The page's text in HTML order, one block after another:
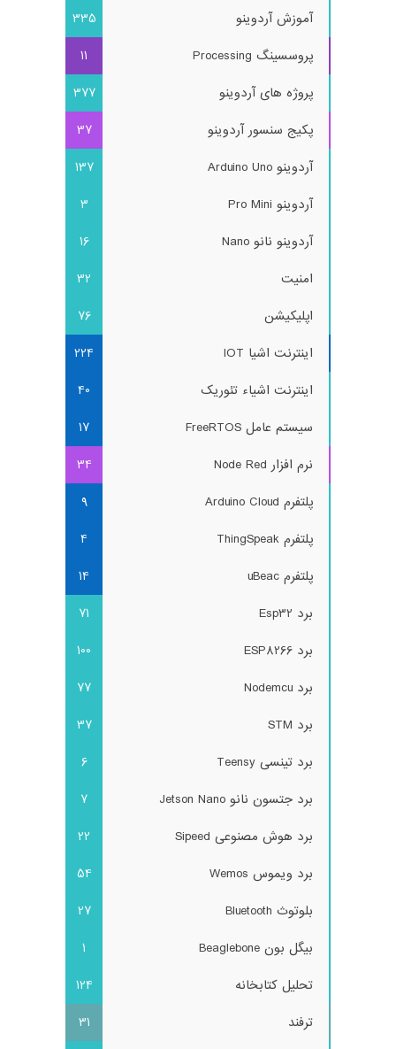
آموزش آردوینو
335
پروسسینگ Processing
11
پروژه های آردوینو
377
پکیج سنسور آردوینو
37
آردوینو Arduino Uno
137
آردوینو Pro Mini
3
آردوینو نانو Nano
16
امنیت
32
اپلیکیشن
76
اینترنت اشیا IOT
224
اینترنت اشیاء تئوریک
40
سیستم عامل FreeRTOS
17
نرم افزار Node Red
34
پلتفرم Arduino Cloud
9
پلتفرم ThingSpeak
4
پلتفرم uBeac
14
برد Esp32
71
برد ESP8266
100
برد Nodemcu
77
برد STM
37
برد تینسی Teensy
6
برد جتسون نانو Jetson Nano
7
برد هوش مصنوعی Sipeed
22
برد ویموس Wemos
54
بلوتوث Bluetooth
27
بیگل بون Beaglebone
1
تحلیل کتابخانه
124
ترفند
31